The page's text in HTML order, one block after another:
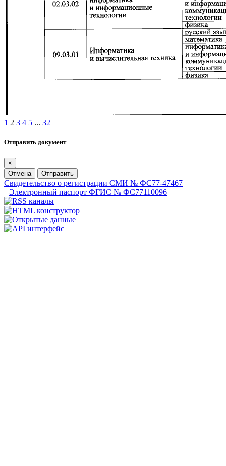
1 2 3 4 5 ... 32
Отправить документ
×
Отмена
Отправить
Свидетельство о регистрации СМИ № ФС77-47467
Электронный паспорт ФГИС № ФС77110096